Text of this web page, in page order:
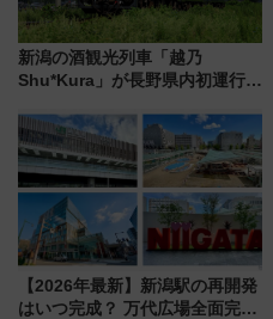
新潟の酒観光列車「越乃
Shu*Kura」が長野県内初運行！
別企画
【2026年最新】新潟駅の再開発
はいつ完成？ 万代広場全面完成